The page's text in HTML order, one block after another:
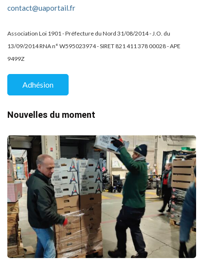
contact@uaportail.fr
Association Loi 1901 - Préfecture du Nord 31/08/2014 - J.O. du
13/09/2014 RNA n° W595023974 - SIRET 821 411 378 00028 - APE
9499Z
Adhésion
Nouvelles du moment